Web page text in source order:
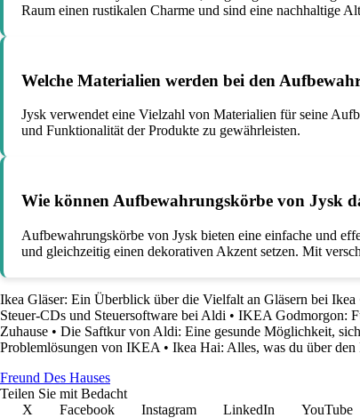
Raum einen rustikalen Charme und sind eine nachhaltige
Welche Materialien werden bei den
Jysk verwendet eine Vielzahl von Materialien für seine
und Funktionalität der Produkte zu gewährleisten.
Wie können Aufbewahrungskörbe von Jysk
Aufbewahrungskörbe von Jysk bieten eine einfache und
und gleichzeitig einen dekorativen Akzent setzen. Mit
Ikea Gläser: Ein Überblick über die Vielfalt an Gläsern bei Ikea
Steuer-CDs und Steuersoftware bei Aldi • IKEA Godmorgon:
Zuhause • Die Saftkur von Aldi: Eine gesunde Möglichkeit,
Problemlösungen von IKEA • Ikea Hai: Alles, was du über
Freund Des Hauses
Teilen Sie mit Bedacht
X
Facebook Instagram LinkedIn YouTube